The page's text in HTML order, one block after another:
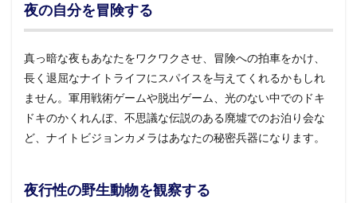
夜の自分を冒険する
真っ暗な夜もあなたをワクワクさせ、冒険への拍車をかけ、
長く退屈なナイトライフにスパイスを与えてくれるかもしれ
ません。軍用戦術ゲームや脱出ゲーム、光のない中でのドキ
ドキのかくれんぼ、不思議な伝説のある廃墟でのお泊り会な
ど、ナイトビジョンカメラはあなたの秘密兵器になります。
夜行性の野生動物を観察する